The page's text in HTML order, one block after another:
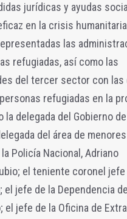
jurídicas y ayudas
en la crisis
las
refugiadas, así como las
del tercer sector con
refugiadas en la
la delegada del Gobierno
del área de
Policía Nacional, Adriano
el teniente coronel jefe
el jefe de la Dependencia
el jefe de la Oficina de